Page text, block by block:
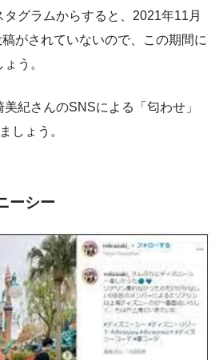
グラムからすると、2021年11月
がされていないので、この期間に
う。
紀さんのSNSによる「匂わせ」
しょう。
ーシー